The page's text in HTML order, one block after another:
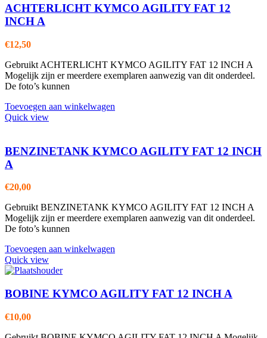
ACHTERLICHT KYMCO AGILITY FAT 12
INCH A
€12,50
Gebruikt ACHTERLICHT KYMCO AGILITY FAT 12 INCH A
Mogelijk zijn er meerdere exemplaren aanwezig van dit onderdeel.
De foto’s kunnen
Toevoegen aan winkelwagen
Quick view
BENZINETANK KYMCO AGILITY FAT 12 INCH
A
€20,00
Gebruikt BENZINETANK KYMCO AGILITY FAT 12 INCH A
Mogelijk zijn er meerdere exemplaren aanwezig van dit onderdeel.
De foto’s kunnen
Toevoegen aan winkelwagen
Quick view
BOBINE KYMCO AGILITY FAT 12 INCH A
€10,00